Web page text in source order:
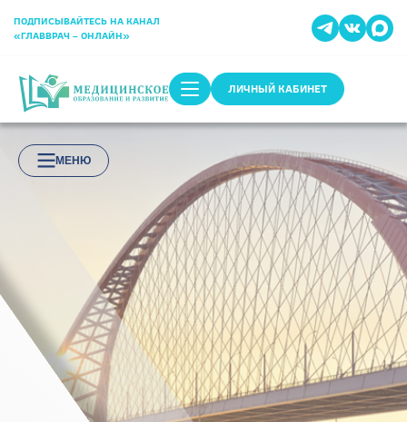
ПОДПИСЫВАЙТЕСЬ НА КАНАЛ
«ГЛАВВРАЧ – ОНЛАЙН»
ЛИЧНЫЙ КАБИНЕТ
МЕНЮ